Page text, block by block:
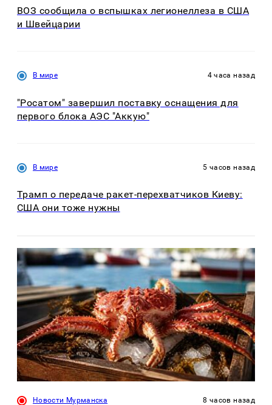
ВОЗ сообщила о вспышках легионеллеза в США
и Швейцарии
В мире 4 часа назад
"Росатом" завершил поставку оснащения для
первого блока АЭС "Аккую"
В мире 5 часов назад
Трамп о передаче ракет-перехватчиков Киеву:
США они тоже нужны
Новости Мурманска 8 часов назад